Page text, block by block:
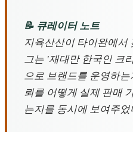
📝 큐레이터 노트
지육산산이 타이완에서
그는 '재대만 한국인 크
으로 브랜드를 운영하
뢰를 어떻게 실제 판매
는지를 동시에 보여주었